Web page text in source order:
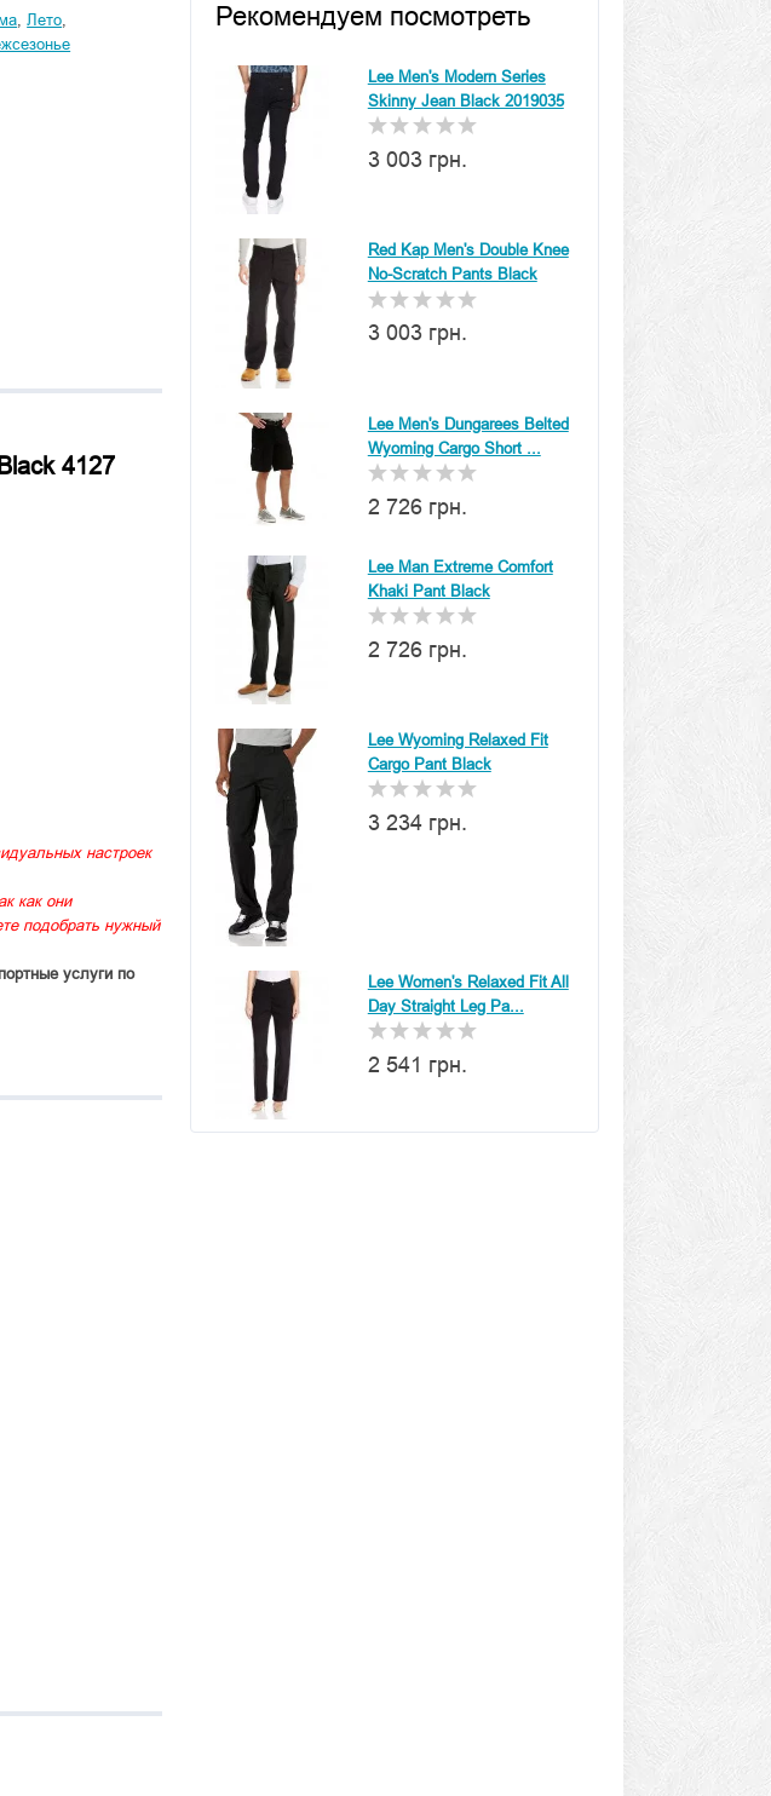
,Лето,
4127
настроек
как они
подобрать нужный
услуги по
Рекомендуем посмотреть
Lee Men's Modern Series
Skinny Jean Black 2019035
3 003 грн.
Red Kap Men's Double Knee
No-Scratch Pants Black
3 003 грн.
Lee Men's Dungarees Belted
Wyoming Cargo Short ...
2 726 грн.
Lee Man Extreme Comfort
Khaki Pant Black
2 726 грн.
Lee Wyoming Relaxed Fit
Cargo Pant Black
3 234 грн.
Lee Women's Relaxed Fit All
Day Straight Leg Pa...
2 541 грн.